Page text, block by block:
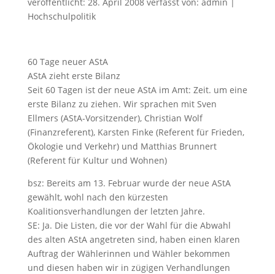
Hochschulpolitik
60 Tage neuer AStA
AStA zieht erste Bilanz
Seit 60 Tagen ist der neue AStA im Amt: Zeit. um eine
erste Bilanz zu ziehen. Wir sprachen mit Sven
Ellmers (AStA-Vorsitzender), Christian Wolf
(Finanzreferent), Karsten Finke (Referent für Frieden,
Ökologie und Verkehr) und Matthias Brunnert
(Referent für Kultur und Wohnen)
bsz: Bereits am 13. Februar wurde der neue AStA
gewählt, wohl nach den kürzesten
Koalitionsverhandlungen der letzten Jahre.
SE: Ja. Die Listen, die vor der Wahl für die Abwahl
des alten AStA angetreten sind, haben einen klaren
Auftrag der Wählerinnen und Wähler bekommen
und diesen haben wir in zügigen Verhandlungen